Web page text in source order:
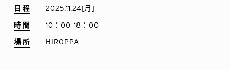
日程 2025.11.24[月]
時間 10：00-18：00
場所 HIROPPA